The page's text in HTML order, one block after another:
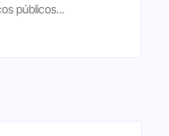
públicos...